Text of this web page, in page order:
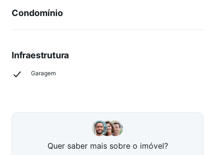
Condomínio
Infraestrutura
Garagem
Quer saber mais sobre o imóvel?